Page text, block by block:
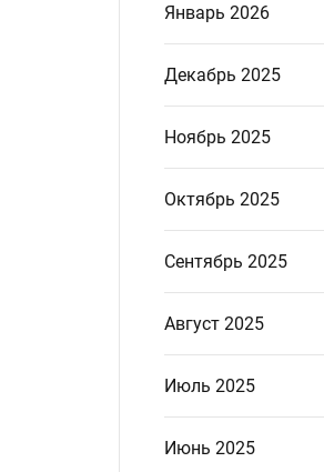
Январь 2026
Декабрь 2025
Ноябрь 2025
Октябрь 2025
Сентябрь 2025
Август 2025
Июль 2025
Июнь 2025